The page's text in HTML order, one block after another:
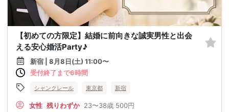
【初めての方限定】結婚に前向きな誠実男性と出会
える安心婚活Party♪
新宿 | 8月8日(土) 11:00〜
受付終了まで6時間
シャンクレール 東京都 新宿
女性 残りわずか 23〜38歳 500円